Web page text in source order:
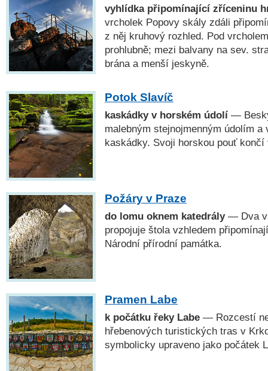
vyhlídka připomínající zříceninu
vrcholek Popovy skály zdáli
z něj kruhový rozhled. Pod
prohlubně; mezi balvany na sev.
brána a menší jeskyně.
Potok Slavíč
kaskádky v horském údolí —
malebným stejnojmenným údolím
kaskádky. Svoji horskou pouť končí
Požáry v Praze
do lomu oknem katedrály— Dva
propojuje štola vzhledem
Národní přírodní památka.
Pramen Labe
k počátku řeky Labe — Rozcestí
hřebenových turistických tras v
symbolicky upraveno jako počátek